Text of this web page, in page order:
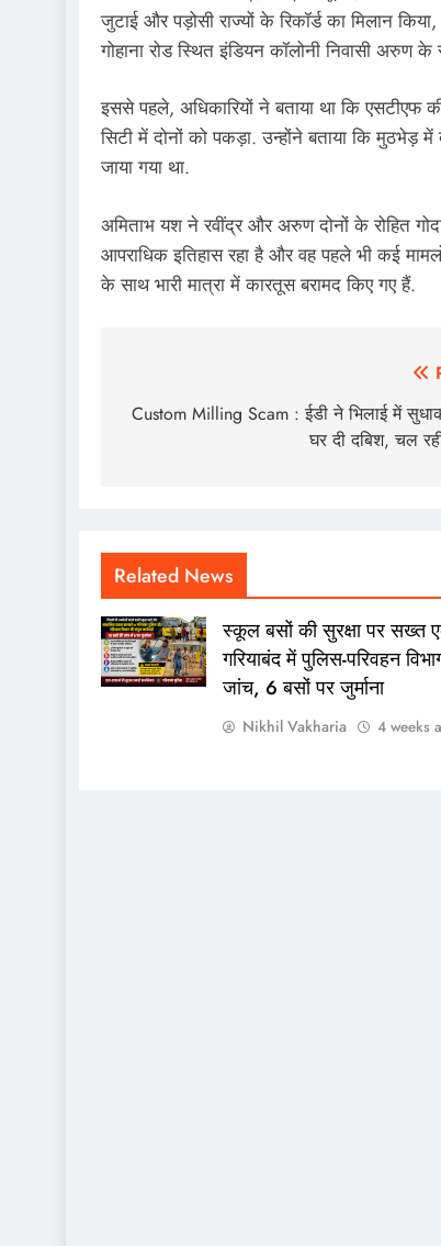
जुटाई और पड़ोसी राज्यों के रिकॉर्ड का मिलान
गोहाना रोड स्थित इंडियन कॉलोनी निवासी अरुण
इससे पहले, अधिकारियों ने बताया था कि एसटीएफ
सिटी में दोनों को पकड़ा. उन्होंने बताया कि
जाया गया था.
अमिताभ यश ने रवींद्र और अरुण दोनों के रोहित
आपराधिक इतिहास रहा है और वह पहले भी कई
के साथ भारी मात्रा में कारतूस बरामद किए गए हैं.
navigation
Custom Milling Scam : ईडी ने भिलाई में
घर दी दबिश, चल
Related News
स्कूल बसों की सुरक्षा पर सख्त
गरियाबंद में पुलिस-परिवहन
जांच, 6 बसों पर जुर्माना
Nikhil Vakharia 4 weeks